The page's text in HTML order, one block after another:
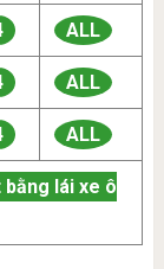
ALL
ALL
ALL
lái xe ô